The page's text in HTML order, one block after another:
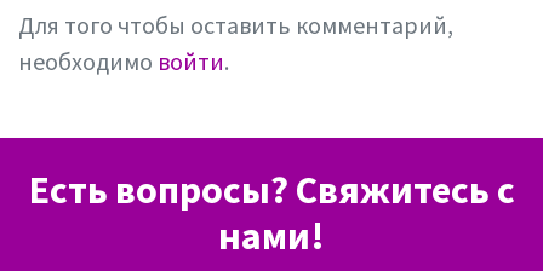
Для того чтобы оставить комментарий,
необходимо войти.
Есть вопросы? Свяжитесь с
нами!